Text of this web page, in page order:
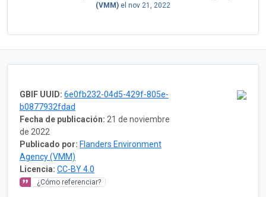
(VMM) el nov 21, 2022
GBIF UUID: 6e0fb232-04d5-429f-805e-
b0877932fdad
Fecha de publicación: 21 de noviembre
de 2022
Publicado por: Flanders Environment
Agency (VMM)
Licencia: CC-BY 4.0
¿Cómo referenciar?